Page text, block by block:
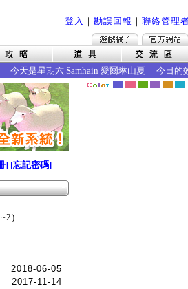
登入 ｜ 勘誤回報 ｜ 聯絡管理
今天是星期六 Samhain 愛爾琳山夏 今日的
] [忘記密碼]
2018-06-05
2017-11-14